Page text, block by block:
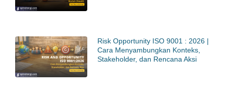
Risk Opportunity ISO 9001 : 2026 |
Cara Menyambungkan Konteks,
Stakeholder, dan Rencana Aksi